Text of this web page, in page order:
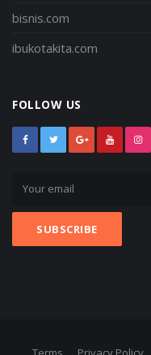
bisnis.com
ibukotakita.com
FOLLOW US